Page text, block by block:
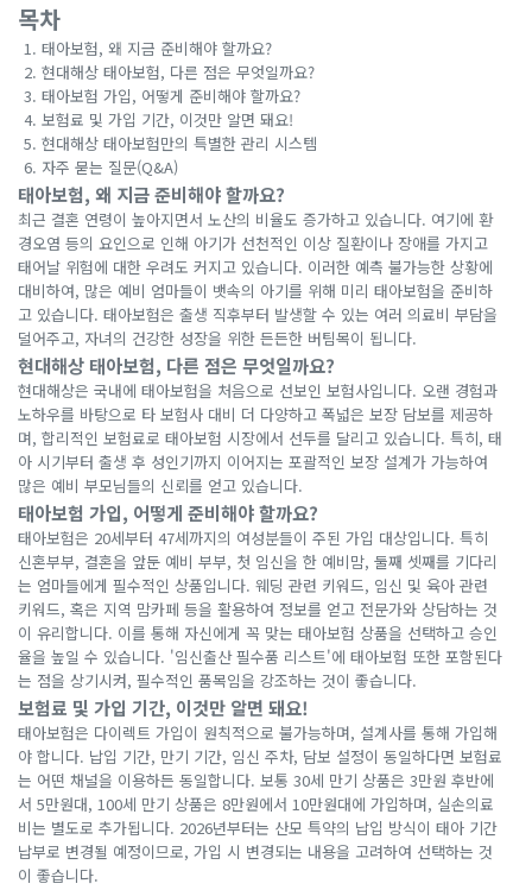
목차
태아보험, 왜 지금 준비해야 할까요?
현대해상 태아보험, 다른 점은 무엇일까요?
태아보험 가입, 어떻게 준비해야 할까요?
보험료 및 가입 기간, 이것만 알면 돼요!
현대해상 태아보험만의 특별한 관리 시스템
자주 묻는 질문(Q&A)
태아보험, 왜 지금 준비해야 할까요?
최근 결혼 연령이 높아지면서 노산의 비율도 증가하고 있습니다. 여기에 환
경오염 등의 요인으로 인해 아기가 선천적인 이상 질환이나 장애를 가지고
태어날 위험에 대한 우려도 커지고 있습니다. 이러한 예측 불가능한 상황에
대비하여, 많은 예비 엄마들이 뱃속의 아기를 위해 미리 태아보험을 준비하
고 있습니다. 태아보험은 출생 직후부터 발생할 수 있는 여러 의료비 부담을
덜어주고, 자녀의 건강한 성장을 위한 든든한 버팀목이 됩니다.
현대해상 태아보험, 다른 점은 무엇일까요?
현대해상은 국내에 태아보험을 처음으로 선보인 보험사입니다. 오랜 경험과
노하우를 바탕으로 타 보험사 대비 더 다양하고 폭넓은 보장 담보를 제공하
며, 합리적인 보험료로 태아보험 시장에서 선두를 달리고 있습니다. 특히, 태
아 시기부터 출생 후 성인기까지 이어지는 포괄적인 보장 설계가 가능하여
많은 예비 부모님들의 신뢰를 얻고 있습니다.
태아보험 가입, 어떻게 준비해야 할까요?
태아보험은 20세부터 47세까지의 여성분들이 주된 가입 대상입니다. 특히
신혼부부, 결혼을 앞둔 예비 부부, 첫 임신을 한 예비맘, 둘째 셋째를 기다리
는 엄마들에게 필수적인 상품입니다. 웨딩 관련 키워드, 임신 및 육아 관련
키워드, 혹은 지역 맘카페 등을 활용하여 정보를 얻고 전문가와 상담하는 것
이 유리합니다. 이를 통해 자신에게 꼭 맞는 태아보험 상품을 선택하고 승인
율을 높일 수 있습니다. '임신출산 필수품 리스트'에 태아보험 또한 포함된다
는 점을 상기시켜, 필수적인 품목임을 강조하는 것이 좋습니다.
보험료 및 가입 기간, 이것만 알면 돼요!
태아보험은 다이렉트 가입이 원칙적으로 불가능하며, 설계사를 통해 가입해
야 합니다. 납입 기간, 만기 기간, 임신 주차, 담보 설정이 동일하다면 보험료
는 어떤 채널을 이용하든 동일합니다. 보통 30세 만기 상품은 3만원 후반에
서 5만원대, 100세 만기 상품은 8만원에서 10만원대에 가입하며, 실손의료
비는 별도로 추가됩니다. 2026년부터는 산모 특약의 납입 방식이 태아 기간
납부로 변경될 예정이므로, 가입 시 변경되는 내용을 고려하여 선택하는 것
이 좋습니다.